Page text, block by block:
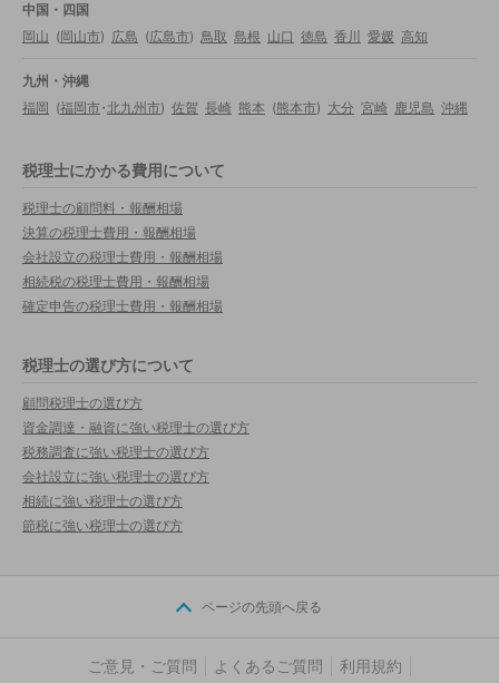
中国・四国
岡山 (岡山市) 広島 (広島市) 鳥取 島根 山口 徳島 香川 愛媛 高知
九州・沖縄
福岡 (福岡市・北九州市) 佐賀 長崎 熊本 (熊本市) 大分 宮崎 鹿児島 沖縄
税理士にかかる費用について
税理士の顧問料・報酬相場
決算の税理士費用・報酬相場
会社設立の税理士費用・報酬相場
相続税の税理士費用・報酬相場
確定申告の税理士費用・報酬相場
税理士の選び方について
顧問税理士の選び方
資金調達・融資に強い税理士の選び方
税務調査に強い税理士の選び方
会社設立に強い税理士の選び方
相続に強い税理士の選び方
節税に強い税理士の選び方
ページの先頭へ戻る
ご意見・ご質問 よくあるご質問 利用規約